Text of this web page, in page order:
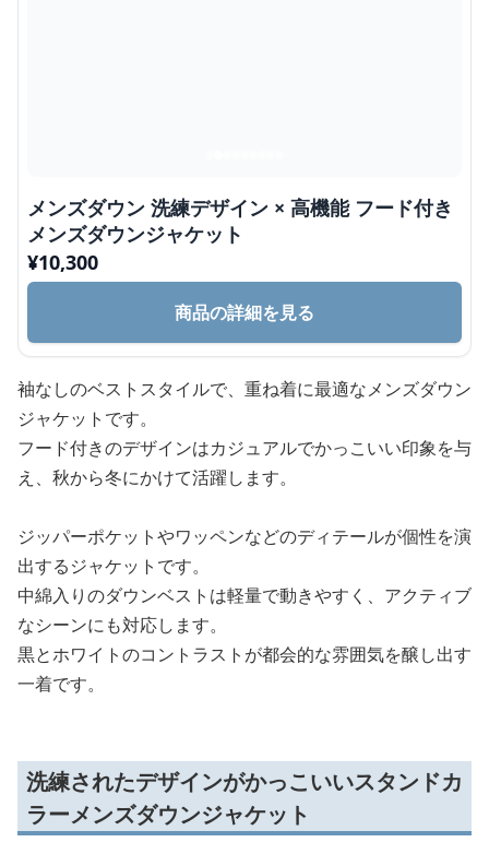
メンズダウン 洗練デザイン × 高機能 フード付き
メンズダウンジャケット
¥10,300
商品の詳細を見る
袖なしのベストスタイルで、重ね着に最適なメンズダウン
ジャケットです。
フード付きのデザインはカジュアルでかっこいい印象を与
え、秋から冬にかけて活躍します。
ジッパーポケットやワッペンなどのディテールが個性を演
出するジャケットです。
中綿入りのダウンベストは軽量で動きやすく、アクティブ
なシーンにも対応します。
黒とホワイトのコントラストが都会的な雰囲気を醸し出す
一着です。
洗練されたデザインがかっこいいスタンドカ
ラーメンズダウンジャケット